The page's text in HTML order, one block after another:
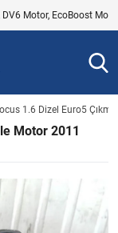
EcoBoost Motor,
1.6 Dizel Euro5
Motor 2011